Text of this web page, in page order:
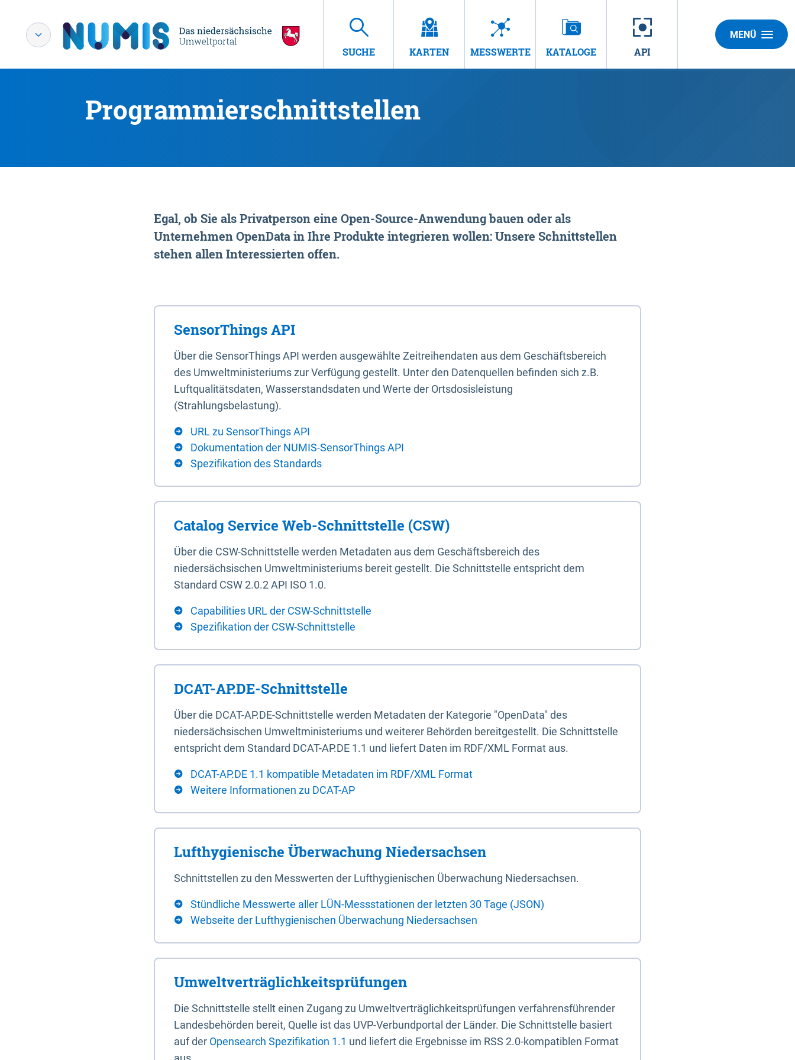
SUCHE KARTEN MESSWERTE KATALOGE API
MENÜ
Programmierschnittstellen
Egal, ob Sie als Privatperson eine Open-Source-Anwendung bauen oder als
Unternehmen OpenData in Ihre Produkte integrieren wollen: Unsere Schnittstellen
stehen allen Interessierten offen.
SensorThings API
Über die SensorThings API werden ausgewählte Zeitreihendaten aus dem Geschäftsbereich
des Umweltministeriums zur Verfügung gestellt. Unter den Datenquellen befinden sich z.B.
Luftqualitätsdaten, Wasserstandsdaten und Werte der Ortsdosisleistung
(Strahlungsbelastung).
URL zu SensorThings API
Dokumentation der NUMIS-SensorThings API
Spezifikation des Standards
Catalog Service Web-Schnittstelle (CSW)
Über die CSW-Schnittstelle werden Metadaten aus dem Geschäftsbereich des
niedersächsischen Umweltministeriums bereit gestellt. Die Schnittstelle entspricht dem
Standard CSW 2.0.2 API ISO 1.0.
Capabilities URL der CSW-Schnittstelle
Spezifikation der CSW-Schnittstelle
DCAT-AP.DE-Schnittstelle
Über die DCAT-AP.DE-Schnittstelle werden Metadaten der Kategorie "OpenData" des
niedersächsischen Umweltministeriums und weiterer Behörden bereitgestellt. Die Schnittstelle
entspricht dem Standard DCAT-AP.DE 1.1 und liefert Daten im RDF/XML Format aus.
DCAT-AP.DE 1.1 kompatible Metadaten im RDF/XML Format
Weitere Informationen zu DCAT-AP
Lufthygienische Überwachung Niedersachsen
Schnittstellen zu den Messwerten der Lufthygienischen Überwachung Niedersachsen.
Stündliche Messwerte aller LÜN-Messstationen der letzten 30 Tage (JSON)
Webseite der Lufthygienischen Überwachung Niedersachsen
Umweltverträglichkeitsprüfungen
Die Schnittstelle stellt einen Zugang zu Umweltverträglichkeitsprüfungen verfahrensführender
Landesbehörden bereit, Quelle ist das UVP-Verbundportal der Länder. Die Schnittstelle basiert
auf der Opensearch Spezifikation 1.1 und liefert die Ergebnisse im RSS 2.0-kompatiblen Format